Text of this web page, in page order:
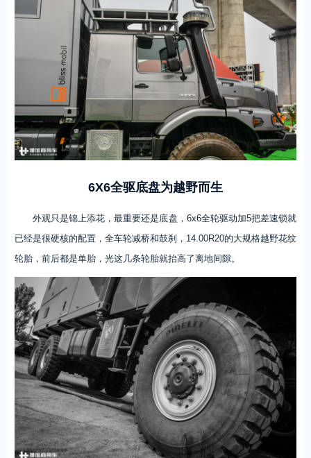
6X6全驱底盘为越野而生
外观只是锦上添花，最重要还是底盘，6x6全轮驱动加5把差速锁就
已经是很硬核的配置，全车轮减桥和鼓刹，14.00R20的大规格越野花纹
轮胎，前后都是单胎，光这几条轮胎就抬高了离地间隙。